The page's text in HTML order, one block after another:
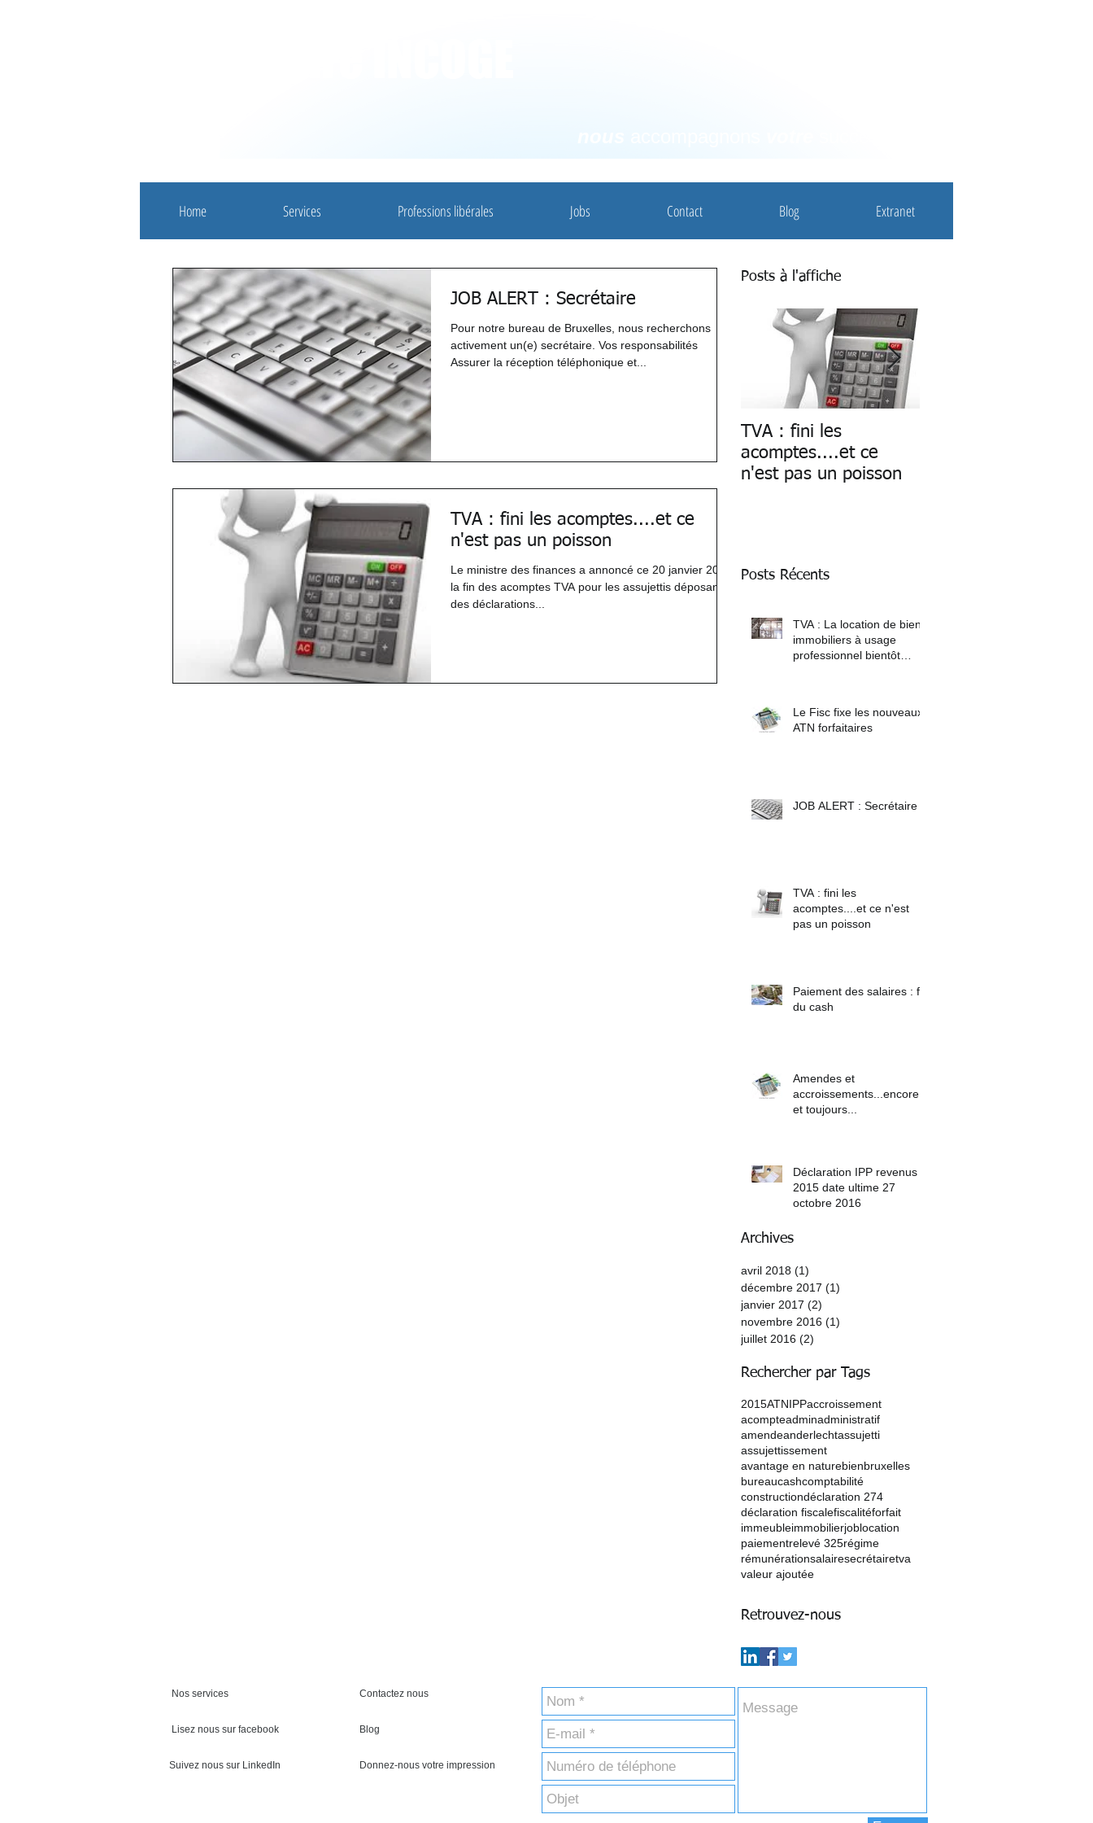
Home Services Professions libérales Jobs Contact Blog Extranet
JOB ALERT : Secrétaire
Pour notre bureau de Bruxelles, nous recherchons
activement un(e) secrétaire. Vos responsabilités
Assurer la réception téléphonique et...
TVA : fini les acomptes....et ce
n'est pas un poisson
Le ministre des finances a annoncé ce 20 janvier 2017,
la fin des acomptes TVA pour les assujettis déposant
des déclarations...
Posts à l'affiche
TVA : fini les
acomptes....et ce
n'est pas un poisson
Posts Récents
TVA : La location de biens
immobiliers à usage
professionnel bientôt
Le Fisc fixe les nouveaux
ATN forfaitaires
JOB ALERT : Secrétaire
TVA : fini les
acomptes....et ce n'est
pas un poisson
Paiement des salaires : fin
du cash
Amendes et
accroissements...encore
et toujours...
Déclaration IPP revenus
2015 date ultime 27
octobre 2016
Archives
avril 2018 (1)
décembre 2017 (1)
janvier 2017 (2)
novembre 2016 (1)
juillet 2016 (2)
Rechercher par Tags
2015ATNIPPaccroissement
acompteadminadministratif
amendeanderlechtassujetti
assujettissement
avantage en naturebienbruxelles
bureaucashcomptabilité
constructiondéclaration 274
déclaration fiscalefiscalitéforfait
immeubleimmobilierjoblocation
paiementrelevé 325régime
rémunérationsalairesecrétairetva
valeur ajoutée
Retrouvez-nous
Nos services
Lisez nous sur facebook
Suivez nous sur LinkedIn
Contactez nous
Blog
Donnez-nous votre impression